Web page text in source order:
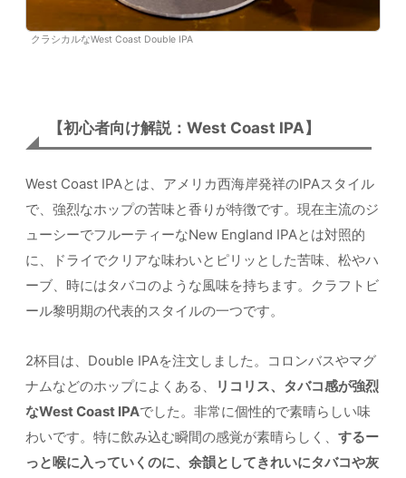
クラシカルなWest Coast Double IPA
【初心者向け解説：West Coast IPA】
West Coast IPAとは、アメリカ西海岸発祥のIPAスタイル
で、強烈なホップの苦味と香りが特徴です。現在主流のジ
ューシーでフルーティーなNew England IPAとは対照的
に、ドライでクリアな味わいとピリッとした苦味、松やハ
ーブ、時にはタバコのような風味を持ちます。クラフトビ
ール黎明期の代表的スタイルの一つです。
2杯目は、Double IPAを注文しました。コロンバスやマグ
ナムなどのホップによくある、
リコリス、タバコ感が強烈
なWest Coast IPAでした。非常に個性的で素晴らしい味
わいです。特に飲み込む瞬間の感覚が素晴らしく、 するー
っと喉に入っていくのに、余韻としてきれいにタバコや灰